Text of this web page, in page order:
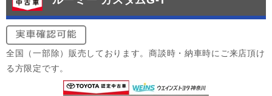
全国（一部除）販売しております。商談時・納車時にご来店頂け
る方限定です。